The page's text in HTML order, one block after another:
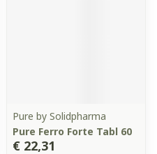
Pure by Solidpharma
Pure Ferro Forte Tabl 60
€ 22,31